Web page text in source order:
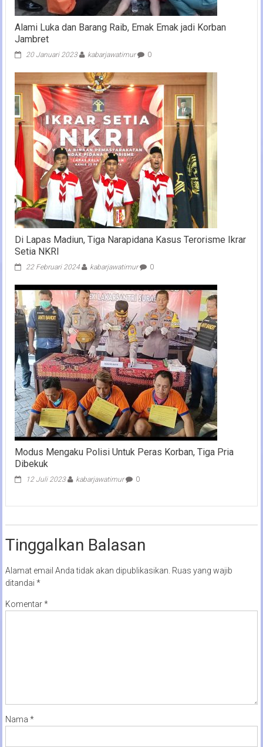
Alami Luka dan Barang Raib, Emak Emak jadi Korban
Jambret
20 Januari 2023 kabarjawatimur 0
Di Lapas Madiun, Tiga Narapidana Kasus Terorisme Ikrar
Setia NKRI
22 Februari 2024 kabarjawatimur 0
Modus Mengaku Polisi Untuk Peras Korban, Tiga Pria
Dibekuk
12 Juli 2023 kabarjawatimur 0
Tinggalkan Balasan
Alamat email Anda tidak akan dipublikasikan. Ruas yang wajib
ditandai *
Komentar*
Nama *